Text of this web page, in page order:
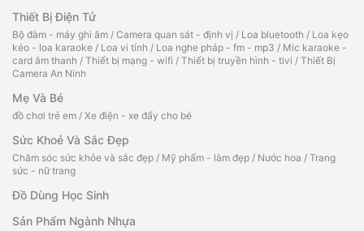
Thiết Bị Điện Tử
Bộ đàm - máy ghi âm / Camera quan sát - định vị / Loa bluetooth / Loa kẹo
kéo - loa karaoke / Loa vi tính / Loa nghe pháp - fm - mp3 / Mic karaoke -
card âm thanh / Thiết bị mạng - wifi / Thiết bị truyền hình - tivi / Thiết Bị
Camera An Ninh
Mẹ Và Bé
đồ chơi trẻ em / Xe điện - xe đẩy cho bé
Sức Khoẻ Và Sắc Đẹp
Chăm sóc sức khỏe và sắc đẹp / Mỹ phẩm - làm đẹp / Nước hoa / Trang
sức - nữ trang
Đồ Dùng Học Sinh
Sản Phẩm Ngành Nhựa